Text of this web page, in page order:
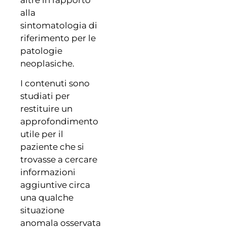
alla
sintomatologia di
riferimento per le
patologie
neoplasiche.
I contenuti sono
studiati per
restituire un
approfondimento
utile per il
paziente che si
trovasse a cercare
informazioni
aggiuntive circa
una qualche
situazione
anomala osservata